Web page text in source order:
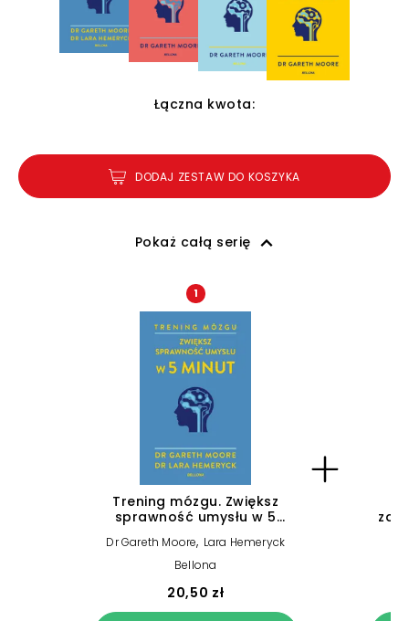
Łączna kwota:
DODAJ ZESTAW DO KOSZYKA
Pokaż całą serię
1
Trening mózgu. Zwiększ
sprawność umysłu w 5
Dr Gareth Moore, Lara Hemeryck
Bellona
20,50 zł